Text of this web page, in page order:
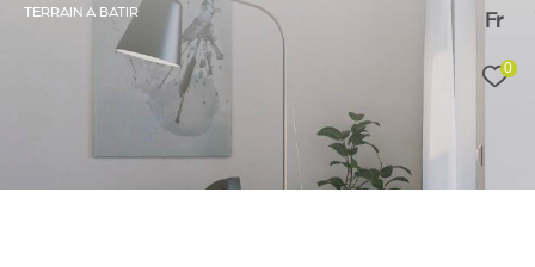
Fr
0
TERRAIN A BATIR